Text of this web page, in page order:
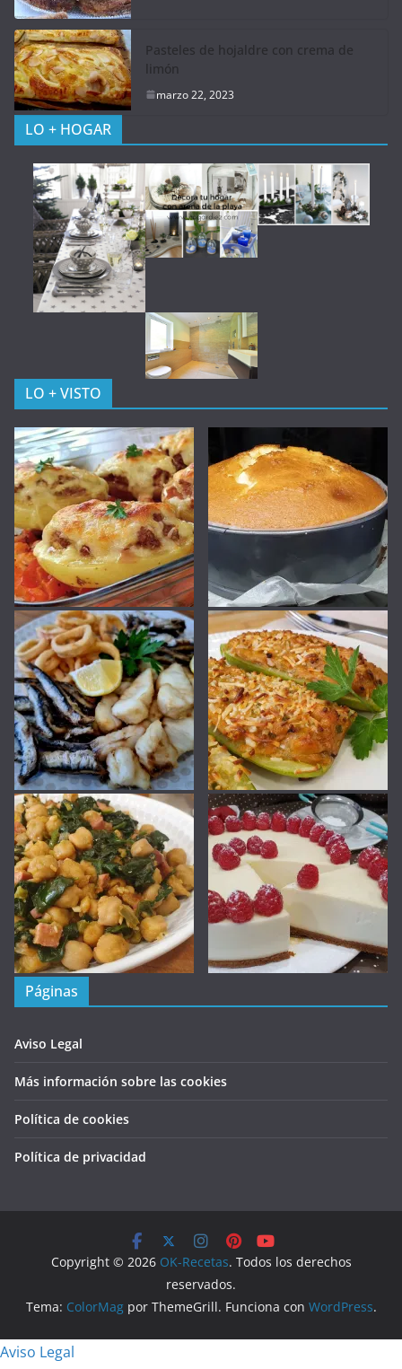
Pasteles de hojaldre con crema de
limón
marzo 22, 2023
LO + HOGAR
LO + VISTO
Páginas
Aviso Legal
Más información sobre las cookies
Política de cookies
Política de privacidad
Copyright © 2026 OK-Recetas. Todos los derechos
reservados.
Tema: ColorMagpor ThemeGrill. Funciona con WordPress.
Aviso Legal